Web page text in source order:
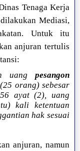
Tenaga Kerja
Mediasi,
Untuk itu
anjuran tertulis
uang pesangon
orang) sebesar
ayat (2), uang
kali ketentuan
hak sesuai
anjuran, namun